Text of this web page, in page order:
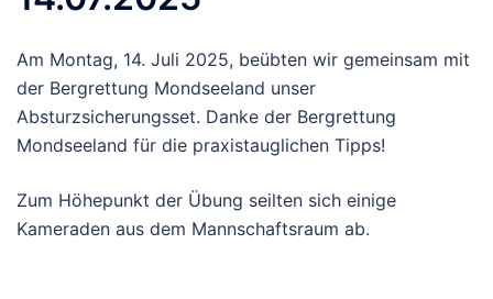
Übung mit Bergrettung –
14.07.2025
der Bergrettung Mondseeland unser
Absturzsicherungsset. Danke der Bergrettung